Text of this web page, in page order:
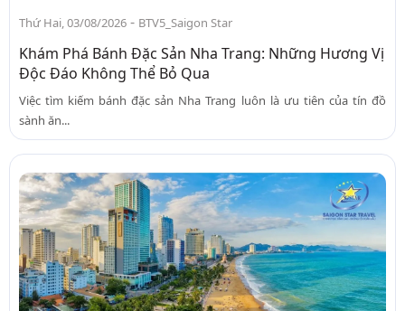
Thứ Hai, 03/08/2026 - BTV5_Saigon Star
Khám Phá Bánh Đặc Sản Nha Trang: Những Hương Vị
Độc Đáo Không Thể Bỏ Qua
Việc tìm kiếm bánh đặc sản Nha Trang luôn là ưu tiên của tín đồ
sành ăn...